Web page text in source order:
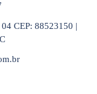
CEP: 88523150 |